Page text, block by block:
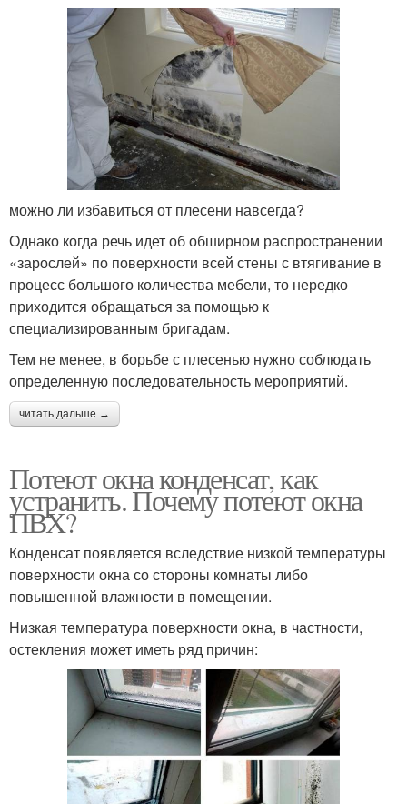
можно ли избавиться от плесени навсегда?
Однако когда речь идет об обширном распространении
«зарослей» по поверхности всей стены с втягивание в
процесс большого количества мебели, то нередко
приходится обращаться за помощью к
специализированным бригадам.
Тем не менее, в борьбе с плесенью нужно соблюдать
определенную последовательность мероприятий.
читать дальше →
Потеют окна конденсат, как
устранить. Почему потеют окна
ПВХ?
Конденсат появляется вследствие низкой температуры
поверхности окна со стороны комнаты либо
повышенной влажности в помещении.
Низкая температура поверхности окна, в частности,
остекления может иметь ряд причин: